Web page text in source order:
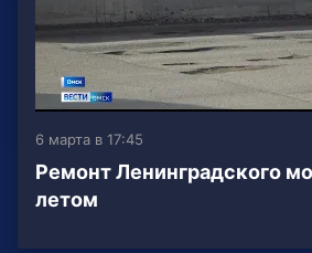
6 марта в 17:45
Ремонт Ленинградского
летом